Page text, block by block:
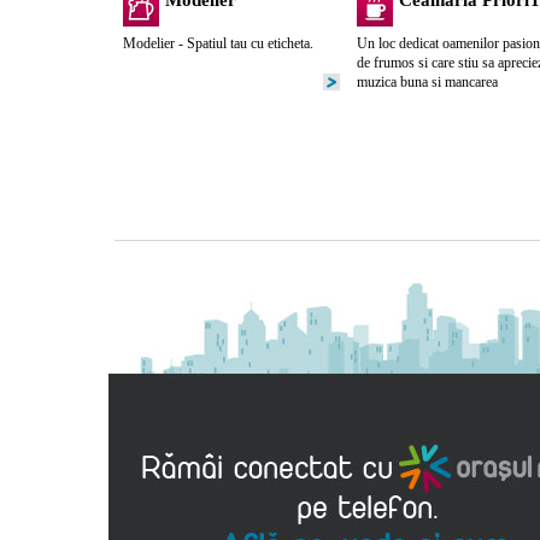
Modelier - Spatiul tau cu eticheta.
Un loc dedicat oamenilor
de frumos si care stiu sa
muzica buna si mancarea